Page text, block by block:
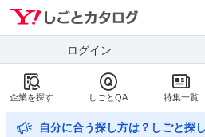
ログイン
企業を探す しごとQA 特集一覧
自分に合う探し方は？しごと探